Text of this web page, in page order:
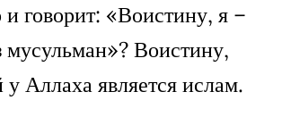
и говорит: «Воистину, я –
мусульман»? Воистину,
у Аллаха является ислам.